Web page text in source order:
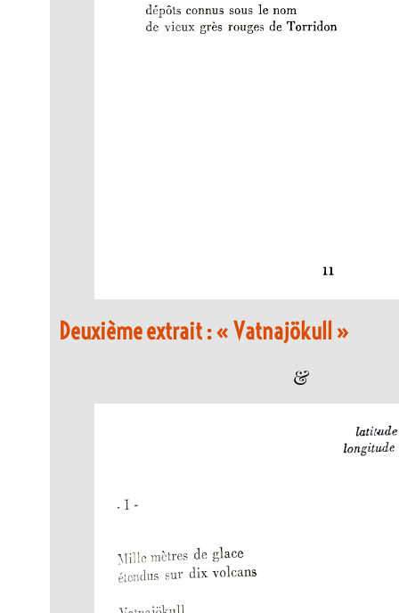
Deuxième extrait : « Vatnajökull »
&